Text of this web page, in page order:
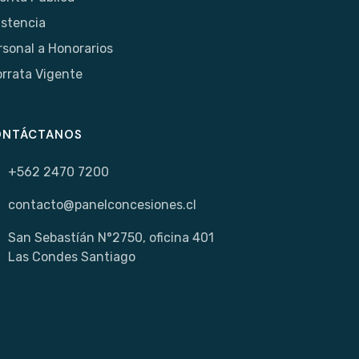
a Honorarios
Vigente
+562 2470 7200
contacto@panelconcesiones.cl
San Sebastíán N°2750, oficina 401
Las Condes Santiago